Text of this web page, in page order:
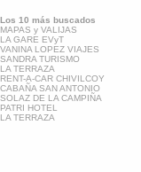
Los 10 más buscados
MAPAS y VALIJAS
LA GARE EVyT
VANINA LOPEZ VIAJES
SANDRA TURISMO
LA TERRAZA
RENT-A-CAR CHIVILCOY
CABAÑA SAN ANTONIO
SOLAZ DE LA CAMPIÑA
PATRI HOTEL
LA TERRAZA